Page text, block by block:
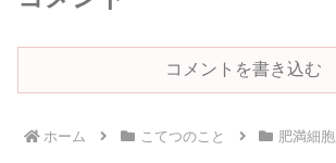
コメントを書き込む
ホーム こてつのこと 肥満細